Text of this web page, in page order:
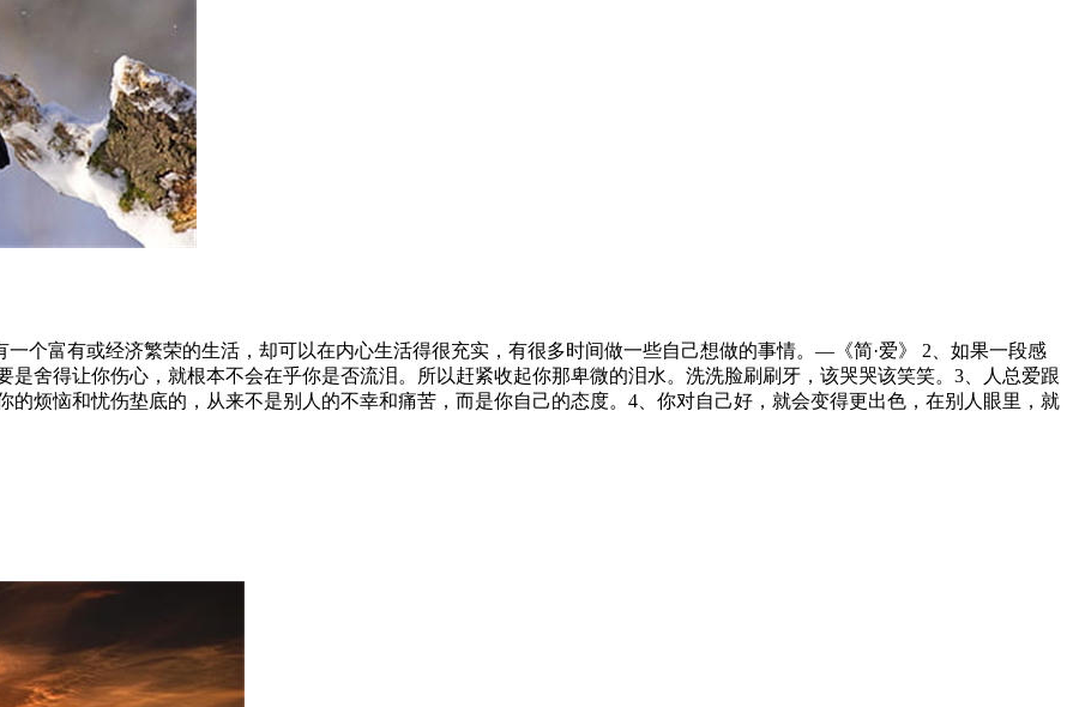
个富有或经济繁荣的生活，却可以在内心生活得很充实，有很多时间做一些自己想做的事情。—《简·爱》 2、如果一段感
舍得让你伤心，就根本不会在乎你是否流泪。所以赶紧收起你那卑微的泪水。洗洗脸刷刷牙，该哭哭该笑笑。3、人总爱跟
烦恼和忧伤垫底的，从来不是别人的不幸和痛苦，而是你自己的态度。4、你对自己好，就会变得更出色，在别人眼里，就